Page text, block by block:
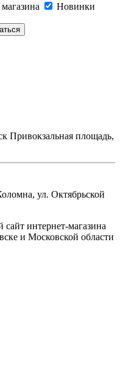
Новинки
Привокзальная площадь,
ул. Октябрьской
интернет-магазина
и Московской области